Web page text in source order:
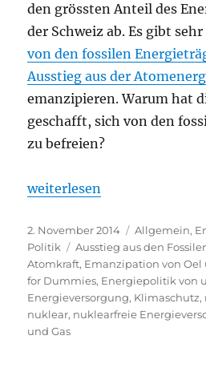
den grössten Anteil des
der Schweiz ab. Es gibt
von den fossilen
Ausstieg aus der
emanzipieren. Warum hat
geschafft, sich von den
zu befreien?
„Emanzipieren wir uns
weiterlesen
Veröffentlicht
am
2. November 2014 Kategorien
Allgemein,
Politik
Schlagwörter
Ausstieg aus den
Atomkraft, Emanzipation von Oel
for Dummies, Energiepolitik von
Energieversorgung, Klimaschutz,
nuklear, nuklearfreie
und Gas